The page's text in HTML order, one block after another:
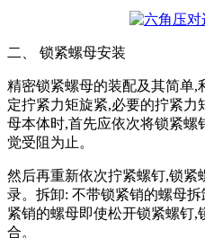
二、 锁紧螺母安装
精密锁紧螺母的装配及其简单,
定拧紧力矩旋紧,必要的拧紧力
母本体时,首先应依次将锁紧螺
觉受阻为止。
然后再重新依次拧紧螺钉,锁紧
录。拆卸: 不带锁紧销的螺母
紧销的螺母即使松开锁紧螺钉
合。